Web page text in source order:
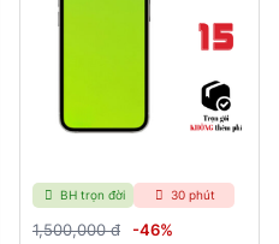
BH trọn đời 30 phút
1,500,000 đ -46%